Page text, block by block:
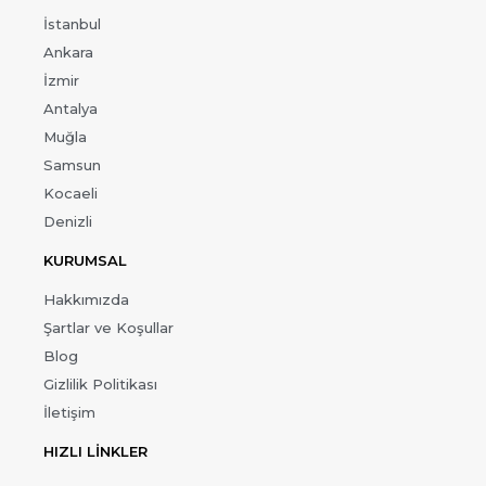
İstanbul
Ankara
İzmir
Antalya
Muğla
Samsun
Kocaeli
Denizli
KURUMSAL
Hakkımızda
Şartlar ve Koşullar
Blog
Gizlilik Politikası
İletişim
HIZLI LİNKLER